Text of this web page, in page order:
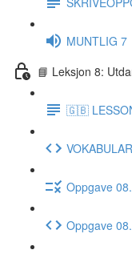
MUNTLIG 7
📘 Leksjon 8:
🇬🇧
Oppgave
Oppgave